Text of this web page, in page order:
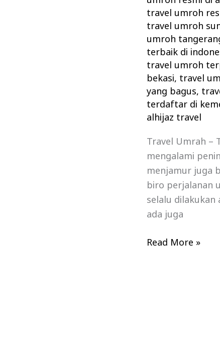
travel umroh
travel umroh
umroh
terbaik di
travel umroh
bekasi, travel
yang bagus,
terdaftar di
alhijaz travel
Travel Umrah –
mengalami
menjamur juga
biro perjalanan
selalu
ada juga
Read More »